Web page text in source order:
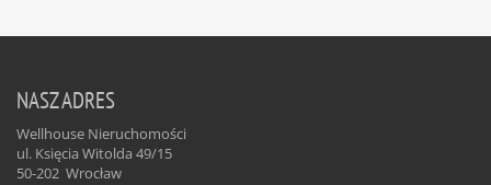
NASZ ADRES
Wellhouse Nieruchomości
ul. Księcia Witolda 49/15
50-202 Wrocław